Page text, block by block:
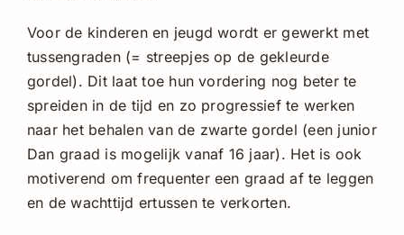
Voor de kinderen en jeugd wordt er gewerkt met
tussengraden (= streepjes op de gekleurde
gordel). Dit laat toe hun vordering nog beter te
spreiden in de tijd en zo progressief te werken
naar het behalen van de zwarte gordel (een junior
Dan graad is mogelijk vanaf 16 jaar). Het is ook
motiverend om frequenter een graad af te leggen
en de wachttijd ertussen te verkorten.